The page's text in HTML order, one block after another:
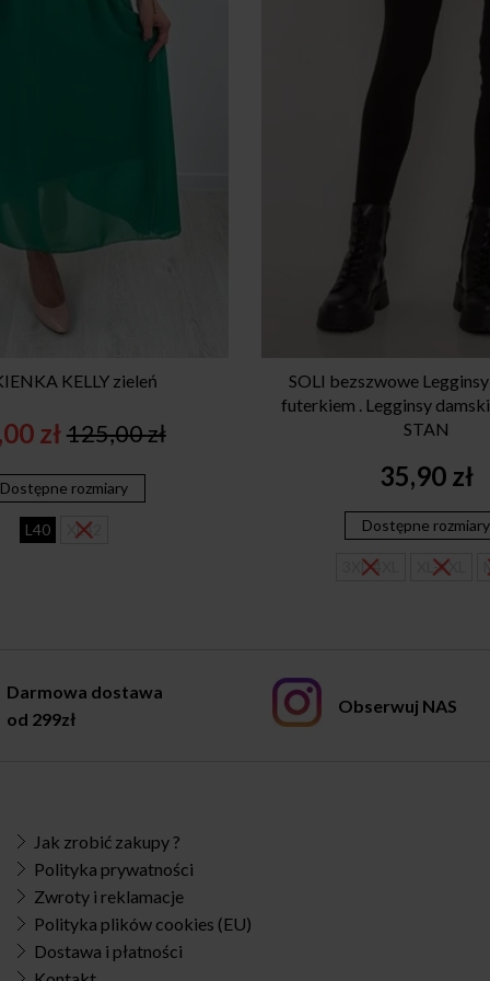
KELLY zieleń
125,00zł
Original
price
was:
125,00 zł.
złCurrent
price
is:
89,00 zł.
Dostępne rozmiary
L40 XL42
SOLI bezszwowe
futerkiem . Legginsy
STAN
35,90 zł
Dostępne rozmiary
3XL-4XL XL-XXL
Darmowa dostawa
od 299zł
Obserwuj NAS
Jak zrobić zakupy ?
Polityka prywatności
Zwroty i reklamacje
Polityka plików cookies (EU)
Dostawa i płatności